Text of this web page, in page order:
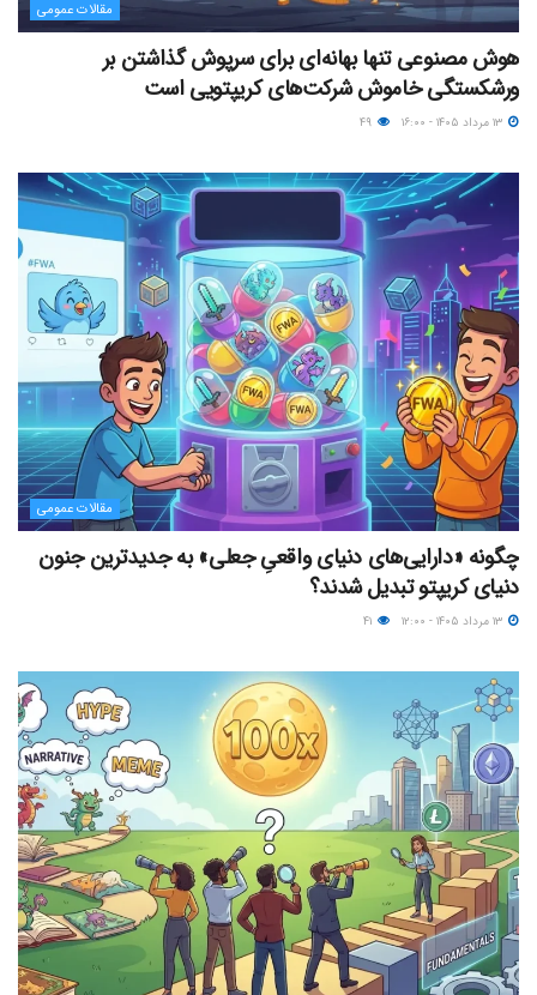
مقالات عمومی
هوش مصنوعی تنها بهانه‌ای برای سرپوش گذاشتن بر
ورشکستگی خاموش شرکت‌های کریپتویی است
مقالات عمومی
چگونه «دارایی‌های دنیای واقعیِ جعلی» به جدیدترین جنون
دنیای کریپتو تبدیل شدند؟